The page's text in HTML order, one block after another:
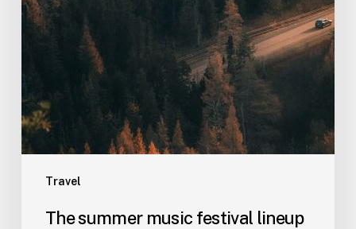
Travel
The summer music festival lineup